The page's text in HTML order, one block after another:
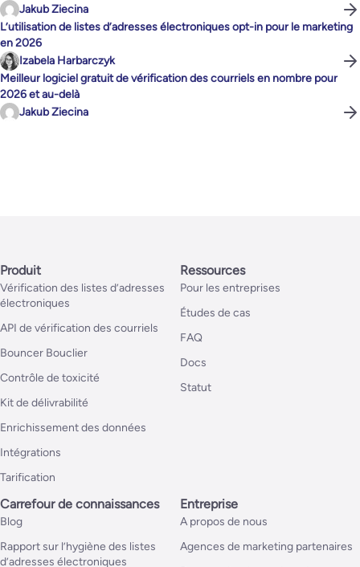
Jakub Ziecina
L’utilisation de listes d’adresses électroniques opt-in pour le marketing
en 2026
Izabela Harbarczyk
Meilleur logiciel gratuit de vérification des courriels en nombre pour
2026 et au-delà
Jakub Ziecina
Produit
Vérification des listes d’adresses
électroniques
API de vérification des courriels
Bouncer Bouclier
Contrôle de toxicité
Kit de délivrabilité
Enrichissement des données
Intégrations
Tarification
Ressources
Pour les entreprises
Études de cas
FAQ
Docs
Statut
Carrefour de connaissances
Blog
Rapport sur l’hygiène des listes
d’adresses électroniques
Entreprise
A propos de nous
Agences de marketing partenaires